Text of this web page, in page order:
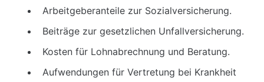
Arbeitgeberanteile zur Sozialversicherung.
Beiträge zur gesetzlichen Unfallversicherung.
Kosten für Lohnabrechnung und Beratung.
Aufwendungen für Vertretung bei Krankheit